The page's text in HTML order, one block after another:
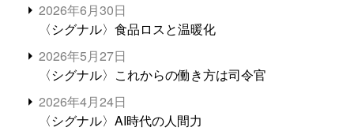
2026年6月30日
〈シグナル〉食品ロスと温暖化
2026年5月27日
〈シグナル〉これからの働き方は司令官
2026年4月24日
〈シグナル〉AI時代の人間力